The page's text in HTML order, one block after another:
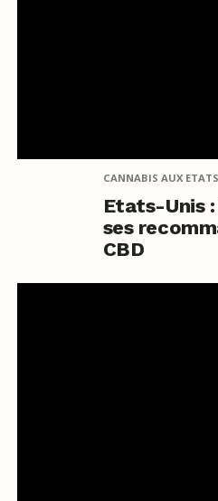
CANNABIS AUX
Etats-Unis :
ses
CBD